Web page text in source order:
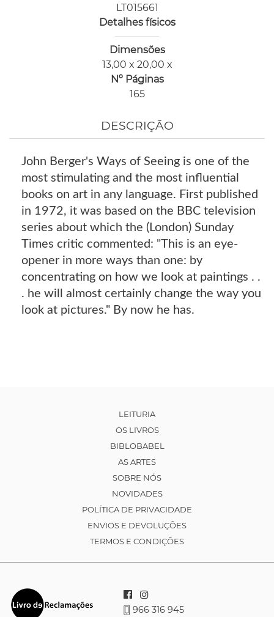
LT015661
Detalhes físicos
Dimensões
13,00 x 20,00 x
Nº Páginas
165
DESCRIÇÃO
John Berger's Ways of Seeing is one of the
most stimulating and the most influential
books on art in any language. First published
in 1972, it was based on the BBC television
series about which the (London) Sunday
Times critic commented: "This is an eye-
opener in more ways than one: by
concentrating on how we look at paintings . .
. he will almost certainly change the way you
look at pictures." By now he has.
LEITURIA
OS LIVROS
BIBLOBABEL
AS ARTES
SOBRE NÓS
NOVIDADES
POLÍTICA DE PRIVACIDADE
ENVIOS E DEVOLUÇÕES
TERMOS E CONDIÇÕES
966 316 945